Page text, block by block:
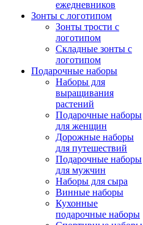
ежедневников
Зонты с логотипом
Зонты трости с
логотипом
Складные зонты с
логотипом
Подарочные наборы
Наборы для
выращивания
растений
Подарочные наборы
для женщин
Дорожные наборы
для путешествий
Подарочные наборы
для мужчин
Наборы для сыра
Винные наборы
Кухонные
подарочные наборы